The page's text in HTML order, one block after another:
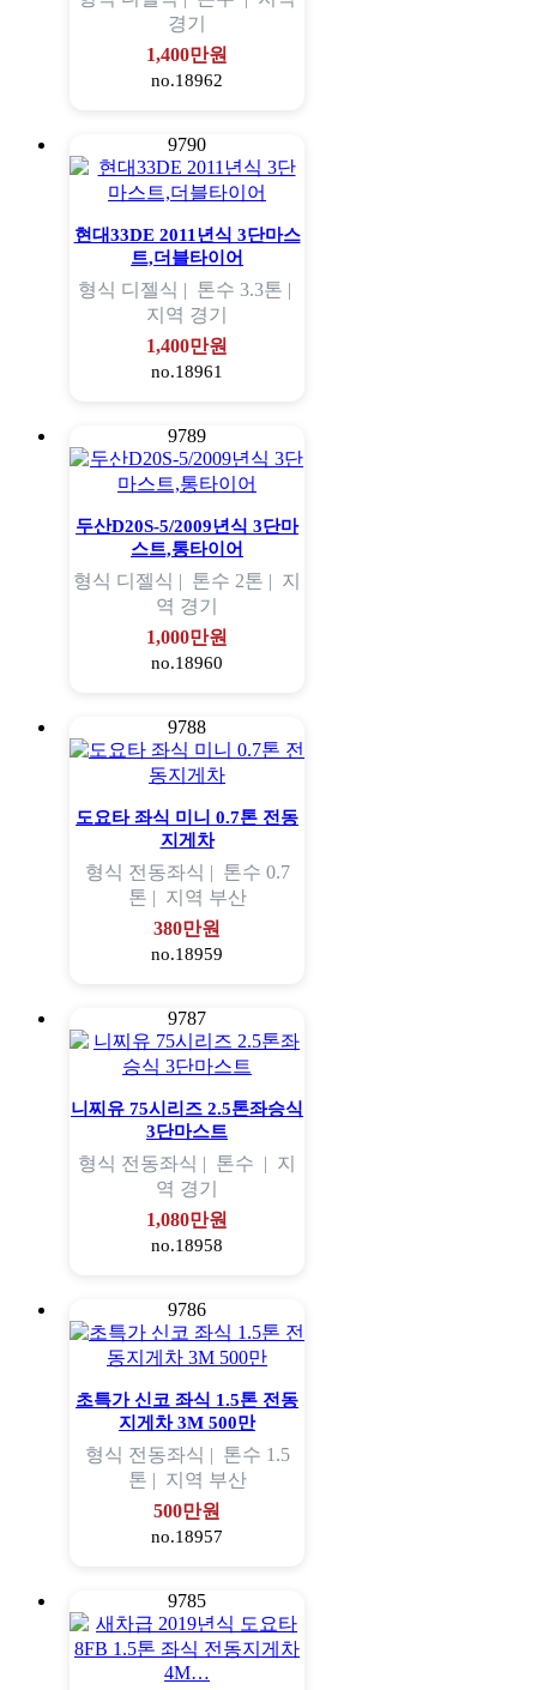
경기
1,400만원
no.18962
9790
현대33DE 2011년식 3단마스
트,더블타이어
형식 디젤식 | 톤수 3.3톤 |
지역 경기
1,400만원
no.18961
9789
두산D20S-5/2009년식 3단마
스트,통타이어
형식 디젤식 | 톤수 2톤 | 지
역 경기
1,000만원
no.18960
9788
도요타 좌식 미니 0.7톤 전동
지게차
형식 전동좌식 | 톤수 0.7
톤 | 지역 부산
380만원
no.18959
9787
니찌유 75시리즈 2.5톤좌승식
3단마스트
형식 전동좌식 | 톤수 | 지
역 경기
1,080만원
no.18958
9786
초특가 신코 좌식 1.5톤 전동
지게차 3M 500만
형식 전동좌식 | 톤수 1.5
톤 | 지역 부산
500만원
no.18957
9785